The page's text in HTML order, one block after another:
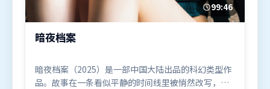
99:46
暗夜档案
暗夜档案（2025）是一部中国大陆出品的科幻类型作
品。故事在一条看似平静的时间线里被悄然改写，人